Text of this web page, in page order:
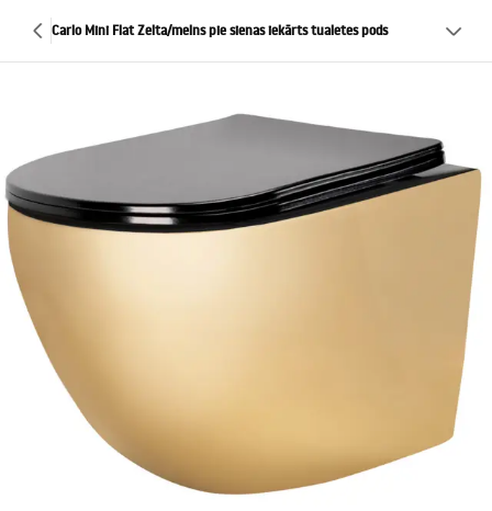
Carlo Mini Flat Zelta/melns pie sienas iekārts tualetes pods